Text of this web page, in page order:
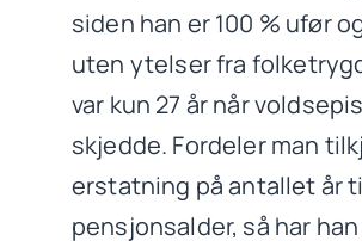
siden han er 100 % ufør
uten ytelser fra
var kun 27 år når
skjedde. Fordeler man
erstatning på antallet år
pensjonsalder, så har